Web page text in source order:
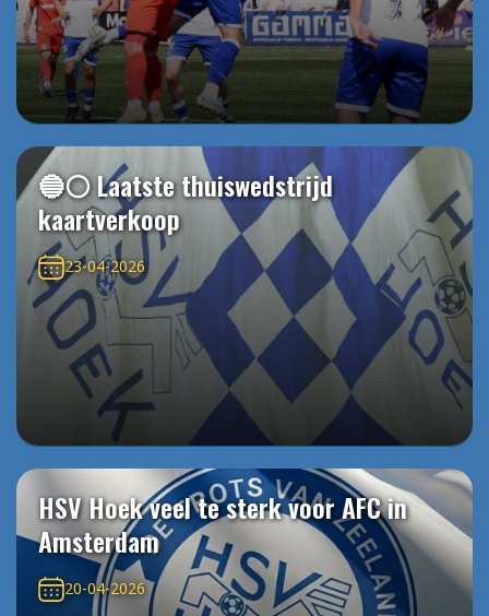
🔵⚪️ Laatste thuiswedstrijd
kaartverkoop
23-04-2026
HSV Hoek veel te sterk voor AFC in
Amsterdam
20-04-2026